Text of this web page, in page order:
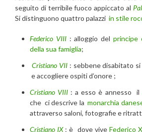
seguito di terribile fuoco appiccato al
Si distinguono quattro palazzi in stile
Federico VIII : alloggio del principe
della sua famiglia;
Cristiano VII : sebbene disabitato
e accogliere ospiti d’onore ;
Cristiano VIII : a esso è annesso il
che ci descrive lamonarchia
attraverso saloni, fotografie e
Cristiano IX : è dove viveFederico